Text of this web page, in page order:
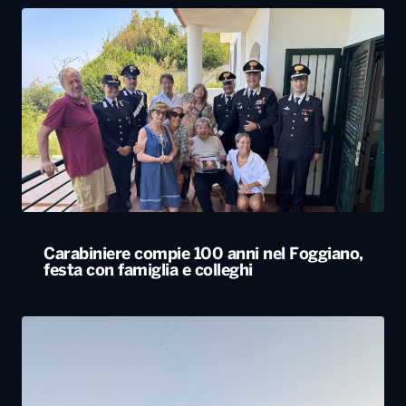
Carabiniere compie 100 anni nel Foggiano,
festa con famiglia e colleghi